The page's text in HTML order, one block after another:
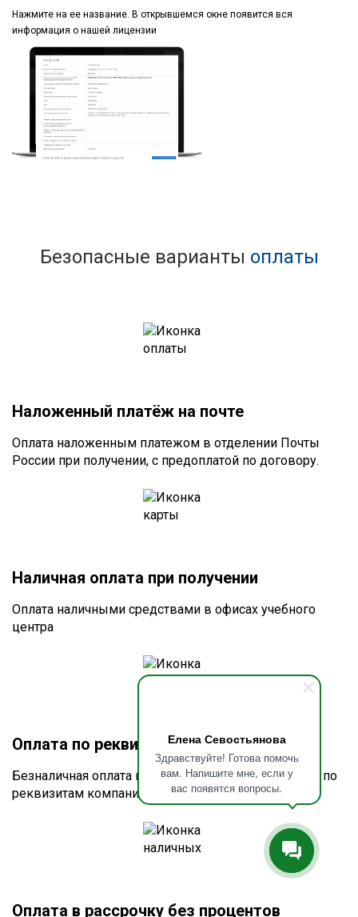
Елена Севостьянова
Здравствуйте! Готова помочь
вам. Напишите мне, если у
вас появятся вопросы.
Нажмите на ее название. В открывшемся окне появится вся
информация о нашей лицензии
Безопасные варианты оплаты
Наложенный платёж на почте
Оплата наложенным платежом в отделении Почты
России при получении, с предоплатой по договору.
Наличная оплата при получении
Оплата наличными средствами в офисах учебного
центра
Оплата по реквизитам или счету
Безналичная оплата по счёту для юридических лиц по
реквизитам компании
Оплата в рассрочку без процентов